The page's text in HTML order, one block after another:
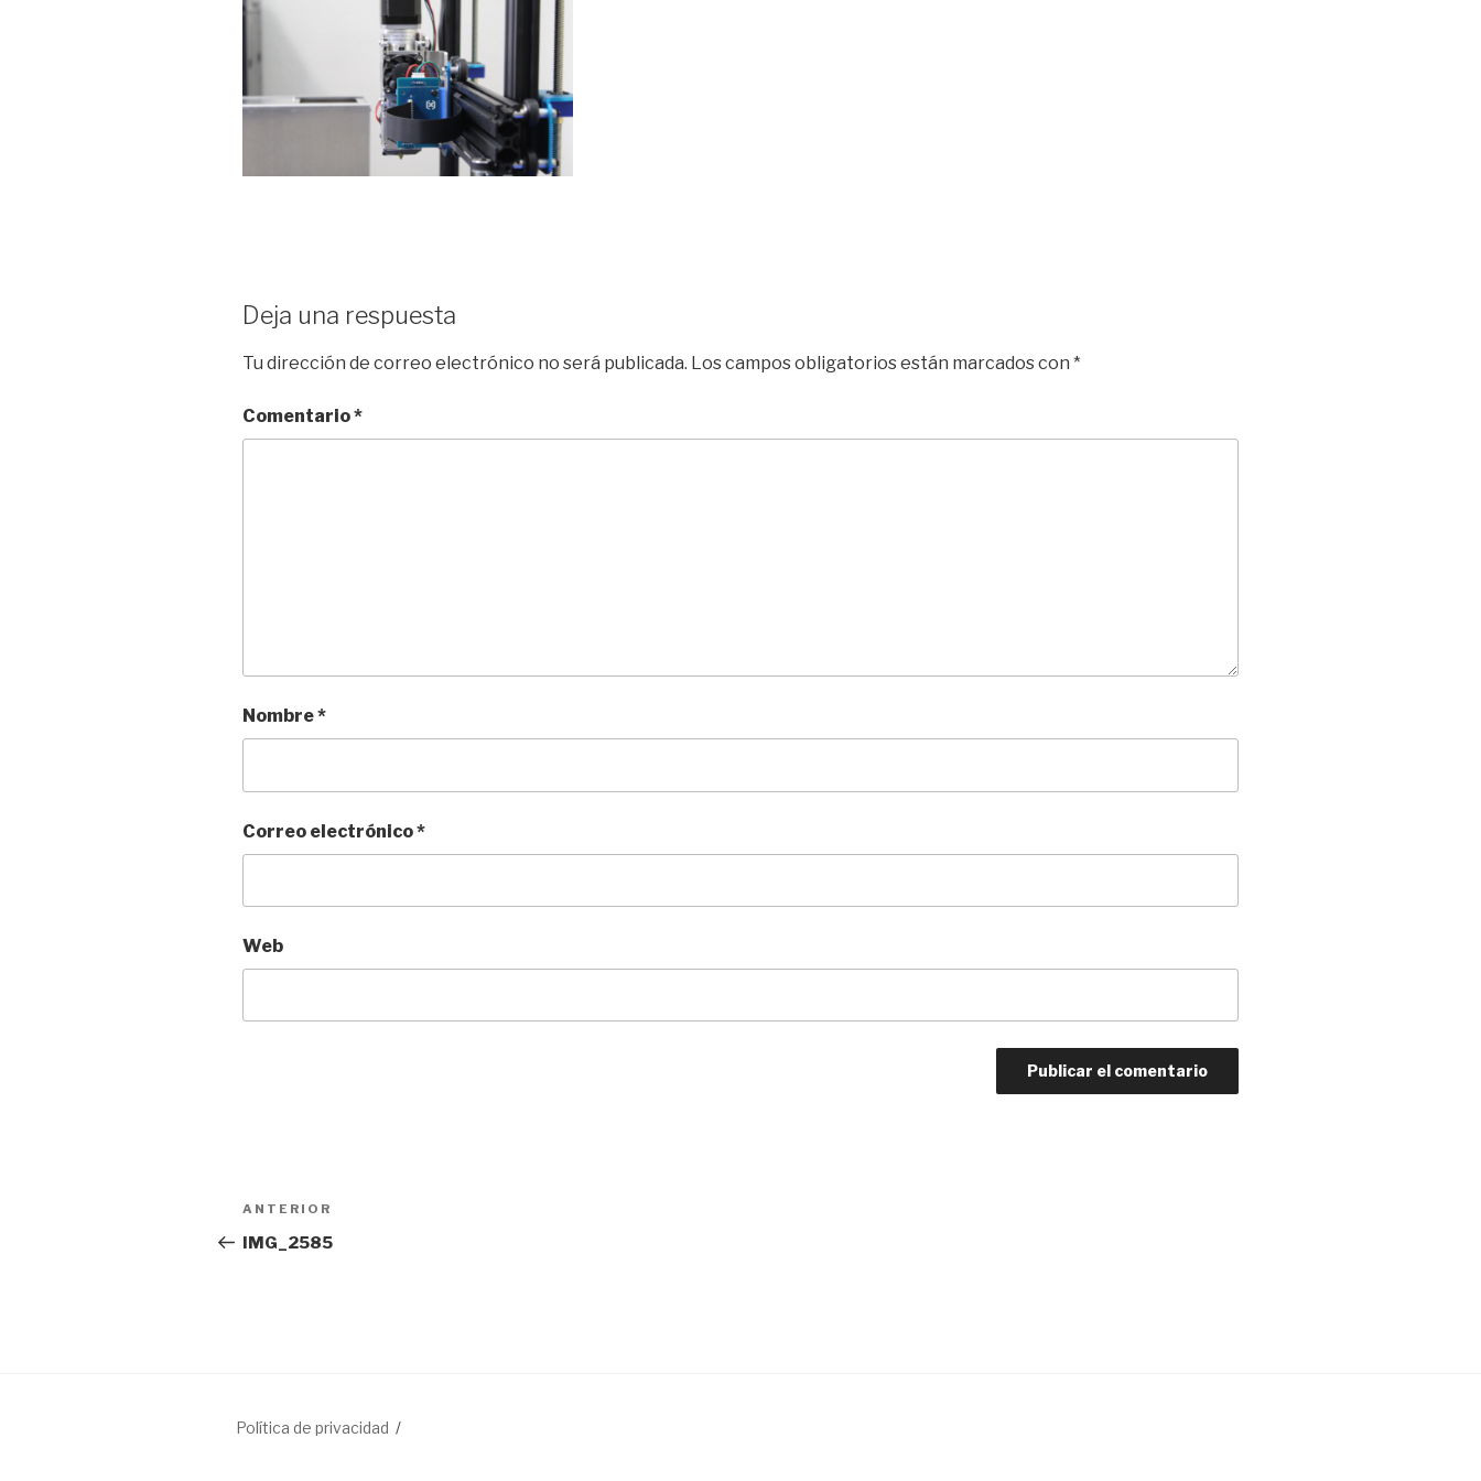
Deja una respuesta
Tu dirección de correo electrónico no será publicada. Los campos obligatorios están marcados con *
Comentario*
Nombre*
Correo electrónico*
Web
Navegación
de
Entrada
anterior:
ANTERIOR
IMG_2585
Política de privacidad